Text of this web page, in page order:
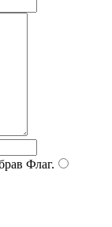
Флаг.